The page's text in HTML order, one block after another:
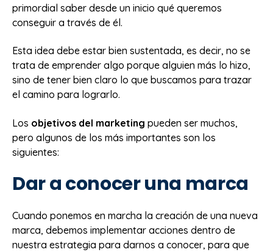
primordial saber desde un inicio qué queremos
conseguir a través de él.
Esta idea debe estar bien sustentada, es decir, no se
trata de emprender algo porque alguien más lo hizo,
sino de tener bien claro lo que buscamos para trazar
el camino para lograrlo.
Los objetivos del marketing pueden ser muchos,
pero algunos de los más importantes son los
siguientes:
Dar a conocer una marca
Cuando ponemos en marcha la creación de una nueva
marca, debemos implementar acciones dentro de
nuestra estrategia para darnos a conocer, para que